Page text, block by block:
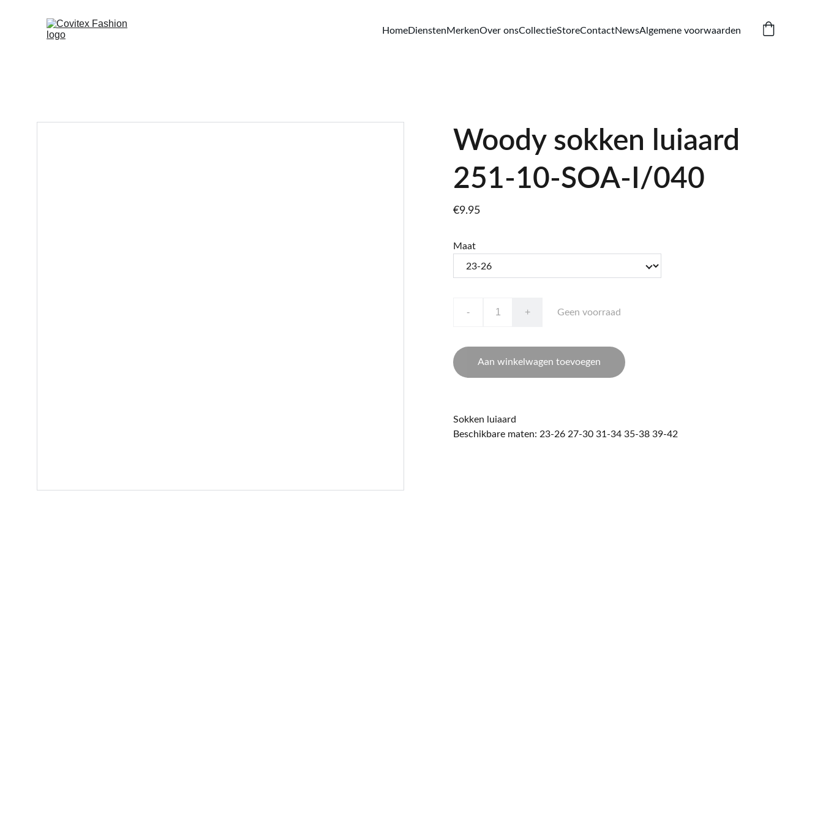
HomeDienstenMerkenOver onsCollectieStoreContactNewsAlgemene voorwaarden
Woody sokken luiaard
251-10-SOA-I/040
€9.95
Maat
- + Geen voorraad
Aan winkelwagen toevoegen
Sokken luiaard
Beschikbare maten: 23-26 27-30 31-34 35-38 39-42